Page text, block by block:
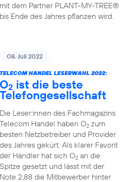
mit dem Partner PLANT-MY-TREE®
bis Ende des Jahres pflanzen wird.
08. Juli 2022
TELECOM HANDEL LESERWAHL 2022:
O2 ist die beste
Telefongesellschaft
Die Leser:innen des Fachmagazins
Telecom Handel haben O2zum
besten Netzbetreiber und Provider
des Jahres gekürt. Als klarer Favorit
der Händler hat sich O2an die
Spitze gesetzt und lässt mit der
Note 2,88 die Mitbewerber hinter